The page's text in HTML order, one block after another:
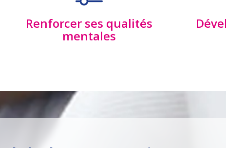
Renforcer ses qualités
mentales